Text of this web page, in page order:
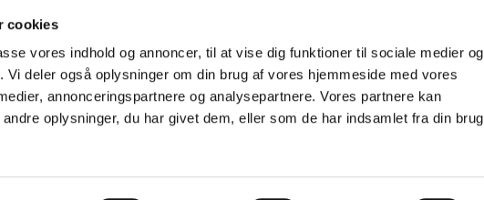
cookies
vores indhold og annoncer, til at vise dig funktioner til sociale medier og
deler også oplysninger om din brug af vores hjemmeside med vores
annonceringspartnere og analysepartnere. Vores partnere kan
oplysninger, du har givet dem, eller som de har indsamlet fra din brug
Kontakt